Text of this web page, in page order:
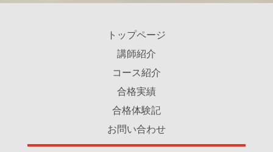
トップページ
講師紹介
コース紹介
合格実績
合格体験記
お問い合わせ